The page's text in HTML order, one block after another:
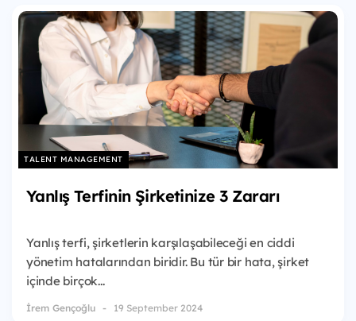
TALENT MANAGEMENT
Yanlış Terfinin Şirketinize 3 Zararı
Yanlış terfi, şirketlerin karşılaşabileceği en ciddi
yönetim hatalarından biridir. Bu tür bir hata, şirket
içinde birçok...
İrem Gençoğlu 19 September 2024